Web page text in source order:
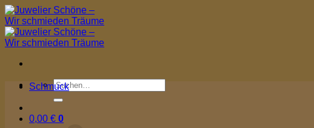
Zum
Inhalt
springen
Suchen
nach:
0,00 € 0
Schmuck